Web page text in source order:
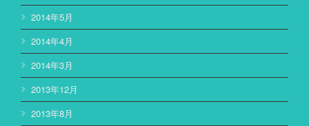
2014年5月
2014年4月
2014年3月
2013年12月
2013年8月